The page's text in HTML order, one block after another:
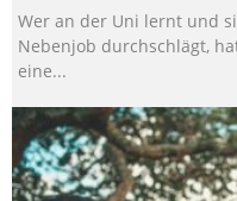
Wer an der Uni lernt und
Nebenjob durchschlägt,
eine...